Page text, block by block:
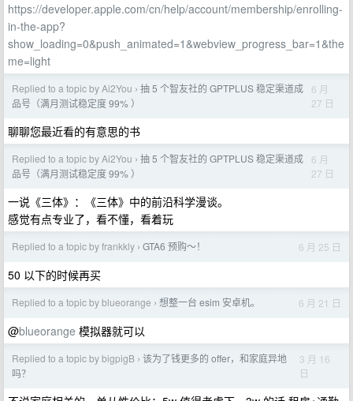
https://developer.apple.com/cn/help/account/membership/enrolling-
in-the-app?
show_loading=0&push_animated=1&webview_progress_bar=1&the
me=light
Replied to a topic by Ai2You › 抽 5 个智友社的 GPTPLUS 稳定渠道成
品号（满月测试稳定度 99% ）
6 月
27 日
聊聊您最近看的有意思的书
Replied to a topic by Ai2You › 抽 5 个智友社的 GPTPLUS 稳定渠道成
品号（满月测试稳定度 99% ）
6 月
27 日
一说《三体》：《三体》中的前沿科学漫谈。
感觉有点专业了，看不懂，看着玩
Replied to a topic by frankkly › GTA6 预购～！ 6 月 25 日
50 以下的时候再买
Replied to a topic by blueorange › 想整一台 esim 安卓机。 6 月 21 日
@blueorange 模拟器就可以
Replied to a topic by bigpigB › 该为了钱更多的 offer，和家庭异地
吗？
3 月 16
日